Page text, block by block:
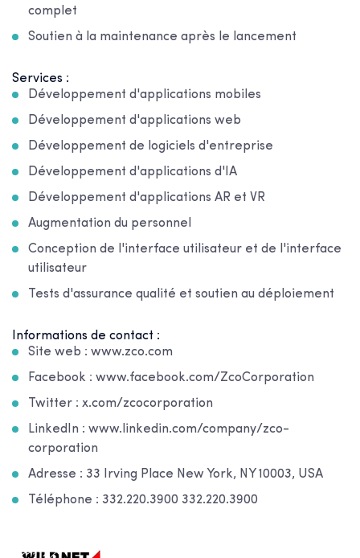
complet
Soutien à la maintenance après le lancement
Services :
Développement d'applications mobiles
Développement d'applications web
Développement de logiciels d'entreprise
Développement d'applications d'IA
Développement d'applications AR et VR
Augmentation du personnel
Conception de l'interface utilisateur et de l'interface
utilisateur
Tests d'assurance qualité et soutien au déploiement
Informations de contact :
Site web : www.zco.com
Facebook : www.facebook.com/ZcoCorporation
Twitter : x.com/zcocorporation
LinkedIn : www.linkedin.com/company/zco-
corporation
Adresse : 33 Irving Place New York, NY 10003, USA
Téléphone : 332.220.3900 332.220.3900